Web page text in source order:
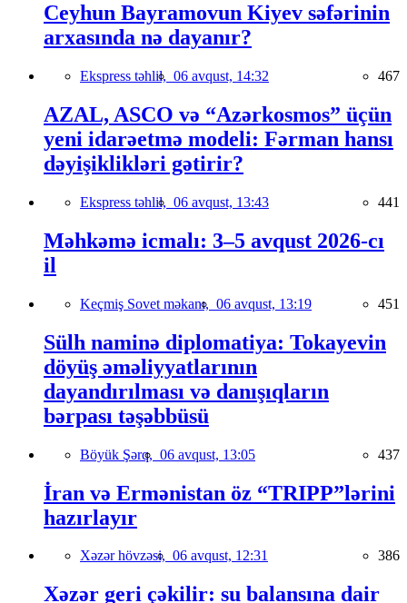
Ceyhun Bayramovun Kiyev səfərinin
arxasında nə dayanır?
Ekspress təhlil, 06 avqust, 14:32 467
AZAL, ASCO və “Azərkosmos” üçün
yeni idarəetmə modeli: Fərman hansı
dəyişiklikləri gətirir?
Ekspress təhlil, 06 avqust, 13:43 441
Məhkəmə icmalı: 3–5 avqust 2026-cı
il
Keçmiş Sovet məkanı, 06 avqust, 13:19 451
Sülh naminə diplomatiya: Tokayevin
döyüş əməliyyatlarının
dayandırılması və danışıqların
bərpası təşəbbüsü
Böyük Şərq, 06 avqust, 13:05 437
İran və Ermənistan öz “TRIPP”lərini
hazırlayır
Xəzər hövzəsi, 06 avqust, 12:31 386
Xəzər geri çəkilir: su balansına dair